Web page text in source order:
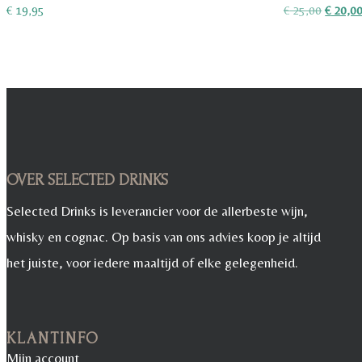
€ 19,95 €25,00
€
€20,00
OVER SELECTED DRINKS
Selected Drinks is leverancier voor de allerbeste wijn,
whisky en cognac. Op basis van ons advies koop je altijd
het juiste, voor iedere maaltijd of elke gelegenheid.
KLANTINFO
Mijn account